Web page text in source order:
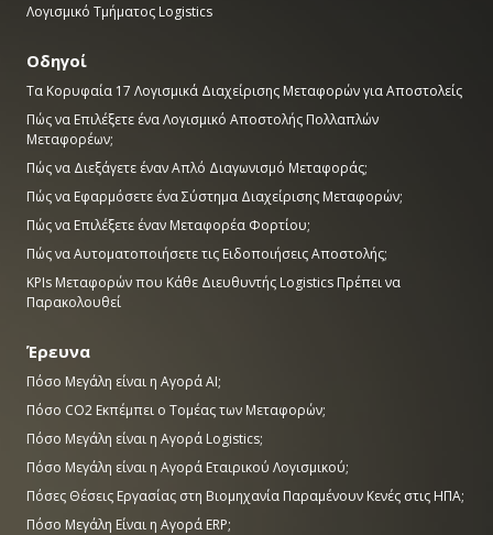
Λογισμικό Τμήματος Logistics
Οδηγοί
Τα Κορυφαία 17 Λογισμικά Διαχείρισης Μεταφορών για Αποστολείς
Πώς να Επιλέξετε ένα Λογισμικό Αποστολής Πολλαπλών
Μεταφορέων;
Πώς να Διεξάγετε έναν Απλό Διαγωνισμό Μεταφοράς;
Πώς να Εφαρμόσετε ένα Σύστημα Διαχείρισης Μεταφορών;
Πώς να Επιλέξετε έναν Μεταφορέα Φορτίου;
Πώς να Αυτοματοποιήσετε τις Ειδοποιήσεις Αποστολής;
KPIs Μεταφορών που Κάθε Διευθυντής Logistics Πρέπει να
Παρακολουθεί
Έρευνα
Πόσο Μεγάλη είναι η Αγορά AI;
Πόσο CO2 Εκπέμπει ο Τομέας των Μεταφορών;
Πόσο Μεγάλη είναι η Αγορά Logistics;
Πόσο Μεγάλη είναι η Αγορά Εταιρικού Λογισμικού;
Πόσες Θέσεις Εργασίας στη Βιομηχανία Παραμένουν Κενές στις ΗΠΑ;
Πόσο Μεγάλη Είναι η Αγορά ERP;